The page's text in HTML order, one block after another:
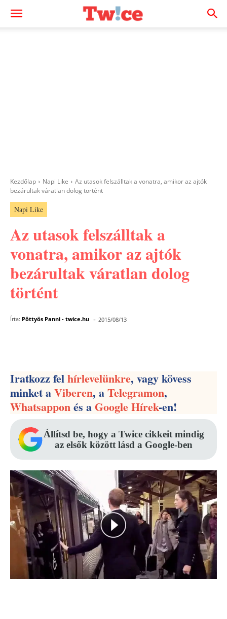
Kezdőlap Napi Like
Az utasok felszálltak a vonatra, amikor az ajtók
bezárultak váratlan dolog történt
Napi Like
Az utasok felszálltak a
vonatra, amikor az ajtók
bezárultak váratlan dolog
történt
Írta: Pöttyös Panni - twice.hu - 2015/08/13
Iratkozz felhírlevelünkre, vagy kövess
minket aViberen, aTelegramon,
Whatsapponés aGoogle Hírek-en!
Állítsd be, hogy a Twice cikkeit mindig
az elsők között lásd a Google-ben